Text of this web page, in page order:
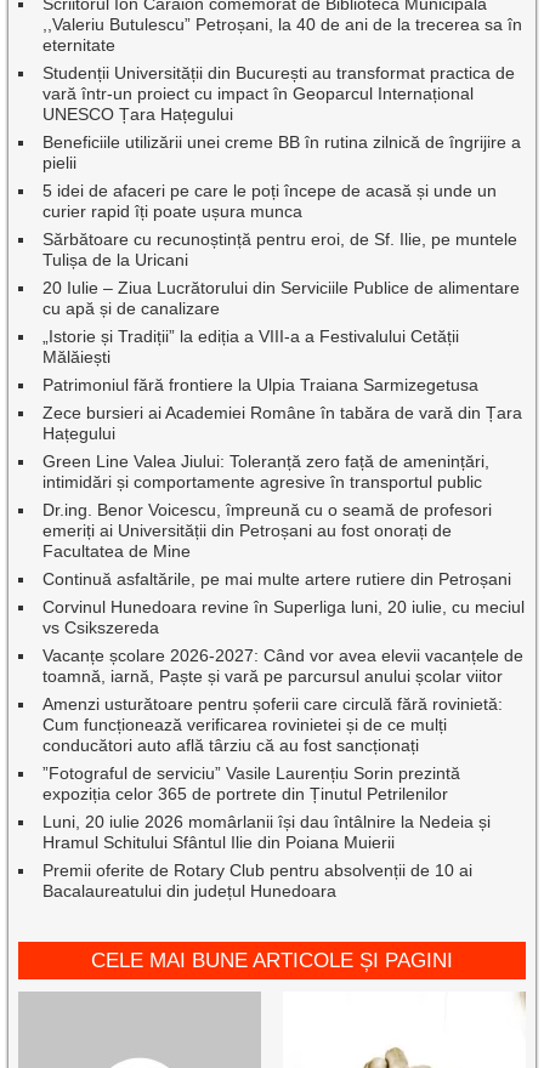
,,Valeriu Butulescu” Petroșani, la 40 de ani de la trecerea sa în
eternitate
Studenții Universității din București au transformat practica de
vară într-un proiect cu impact în Geoparcul Internațional
UNESCO Țara Hațegului
Beneficiile utilizării unei creme BB în rutina zilnică de îngrijire a
pielii
5 idei de afaceri pe care le poți începe de acasă și unde un
curier rapid îți poate ușura munca
Sărbătoare cu recunoștință pentru eroi, de Sf. Ilie, pe muntele
Tulișa de la Uricani
20 Iulie – Ziua Lucrătorului din Serviciile Publice de alimentare
cu apă și de canalizare
„Istorie și Tradiții” la ediția a VIII-a a Festivalului Cetății
Mălăiești
Patrimoniul fără frontiere la Ulpia Traiana Sarmizegetusa
Zece bursieri ai Academiei Române în tabăra de vară din Țara
Hațegului
Green Line Valea Jiului: Toleranță zero față de amenințări,
intimidări și comportamente agresive în transportul public
Dr.ing. Benor Voicescu, împreună cu o seamă de profesori
emeriți ai Universității din Petroșani au fost onorați de
Facultatea de Mine
Continuă asfaltările, pe mai multe artere rutiere din Petroșani
Corvinul Hunedoara revine în Superliga luni, 20 iulie, cu meciul
vs Csikszereda
Vacanțe școlare 2026-2027: Când vor avea elevii vacanțele de
toamnă, iarnă, Paște și vară pe parcursul anului școlar viitor
Amenzi usturătoare pentru șoferii care circulă fără rovinietă:
Cum funcționează verificarea rovinietei și de ce mulți
conducători auto află târziu că au fost sancționați
”Fotograful de serviciu” Vasile Laurențiu Sorin prezintă
expoziția celor 365 de portrete din Ținutul Petrilenilor
Luni, 20 iulie 2026 momârlanii își dau întâlnire la Nedeia și
Hramul Schitului Sfântul Ilie din Poiana Muierii
Premii oferite de Rotary Club pentru absolvenții de 10 ai
Bacalaureatului din județul Hunedoara
CELE MAI BUNE ARTICOLE ȘI PAGINI